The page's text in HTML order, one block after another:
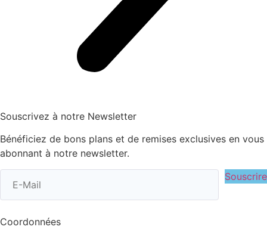
Souscrivez à notre Newsletter
Bénéficiez de bons plans et de remises exclusives en vous
abonnant à notre newsletter.
Souscrire
Coordonnées